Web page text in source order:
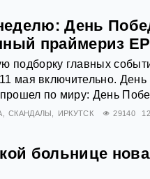
День
праймериз ЕР
подборку главных
мая включительно.
по миру: День
СКАНДАЛЫ ИРКУТСК 29140
больнице